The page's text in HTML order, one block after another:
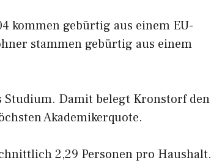
kommen gebürtig aus einem EU-
stammen gebürtig aus einem
Studium. Damit belegt Kronstorf den
Akademikerquote.
2,29 Personen pro Haushalt.